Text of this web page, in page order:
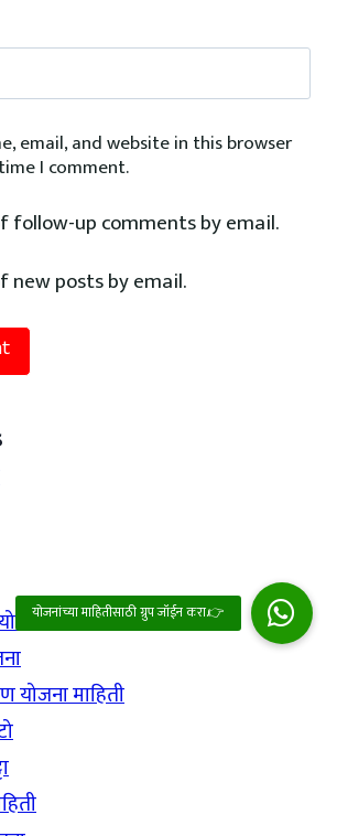
email, and website in this browser
I comment.
follow-up comments by email.
new posts by email.
योजना माहिती